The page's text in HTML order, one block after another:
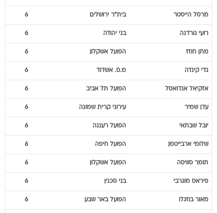
מרסל הייסטר בית"ר ירושלים 6
רועי גורדנה בני יהודה 6
מתן חוזז הפועל אשקלון 6
גדי קינדה מ.ס. אשדוד 6
אזקיאל אנדואסל הפועל תל אביב 6
עדן שמיר עירוני קרית שמונה 6
יובל שבתאי הפועל רעננה 6
שלומי ארבייטמן הפועל חיפה 6
תומר סוויסה הפועל אשקלון 6
פיראס מוגרבי בני סכנין 6
מאור בוזגלו הפועל באר שבע 6